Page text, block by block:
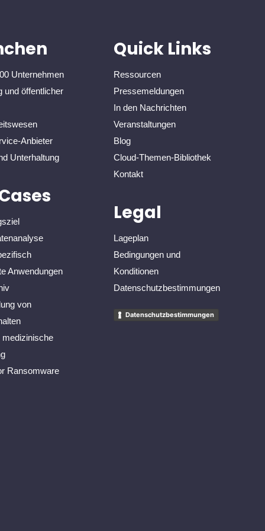
Unternehmen
und öffentlicher
Anbieter
Unterhaltung
Anwendungen
von
Ransomware
Quick Links
Ressourcen
Pressemeldungen
In den Nachrichten
Veranstaltungen
Blog
Cloud-Themen-Bibliothek
Kontakt
Legal
Lageplan
Bedingungen und
Konditionen
Datenschutzbestimmungen
Datenschutzbestimmungen